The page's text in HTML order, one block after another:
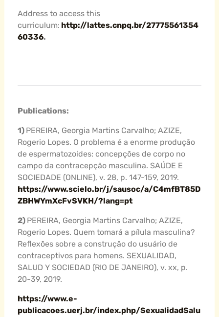
Address to access this
curriculum: http://lattes.cnpq.br/27775561354
60336.
Publications:
1) PEREIRA, Georgia Martins Carvalho; AZIZE,
Rogerio Lopes. O problema é a enorme produção
de espermatozoides: concepções de corpo no
campo da contracepção masculina. SAÚDE E
SOCIEDADE (ONLINE), v. 28, p. 147-159, 2019.
https://www.scielo.br/j/sausoc/a/C4mfBT85D
ZBHWYmXcFvSVKH/?lang=pt
2) PEREIRA, Georgia Martins Carvalho; AZIZE,
Rogerio Lopes. Quem tomará a pílula masculina?
Reflexões sobre a construção do usuário de
contraceptivos para homens. SEXUALIDAD,
SALUD Y SOCIEDAD (RIO DE JANEIRO), v. xx, p.
20-39, 2019.
https://www.e-
publicacoes.uerj.br/index.php/SexualidadSalu